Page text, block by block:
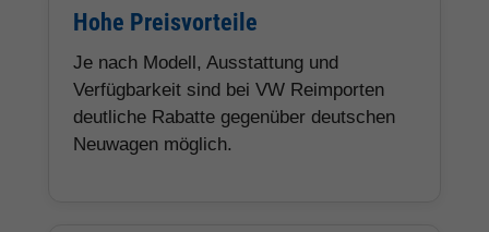
Hohe Preisvorteile
Je nach Modell, Ausstattung und
Verfügbarkeit sind bei VW Reimporten
deutliche Rabatte gegenüber deutschen
Neuwagen möglich.